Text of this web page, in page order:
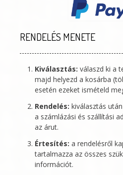
RENDELÉS MENETE
Kiválasztás: válaszd ki a
majd helyezd a kosárba
esetén ezeket ismételd
Rendelés: kiválasztás
a számlázási és szállítási
az árut.
Értesítés: a rendelésről
tartalmazza az összes
információt.